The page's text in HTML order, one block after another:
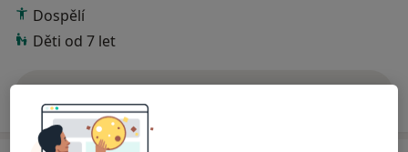
Dospělí
Děti od 7 let